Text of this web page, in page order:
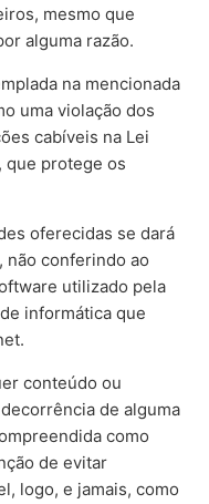
mesmo que
alguma razão.
na mencionada
uma violação dos
cabíveis na Lei
que protege os
oferecidas se dará
não conferindo ao
utilizado pela
informática que
conteúdo ou
de alguma
como
de evitar
logo, e jamais, como